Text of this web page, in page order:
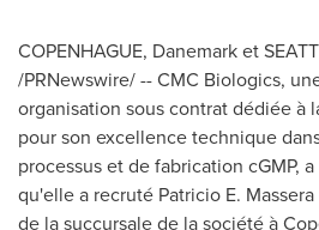
COPENHAGUE, Danemark et
/PRNewswire/ -- CMC Biologics,
organisation sous contrat dédiée à
pour son excellence technique
processus et de fabrication cGMP,
qu'elle a recruté Patricio E. Massera
de la succursale de la société à